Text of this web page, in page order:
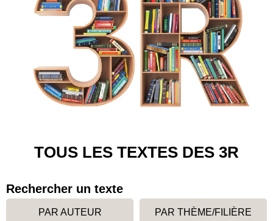
TOUS LES TEXTES DES 3R
Rechercher un texte
PAR AUTEUR PAR THÈME/FILIÈRE